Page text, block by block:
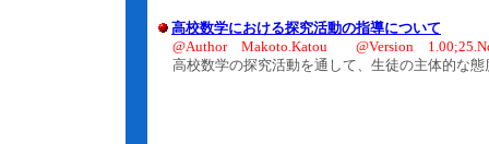
高校数学における探究活動の指導について
@Author Makoto.Katou @Version
高校数学の探究活動を通して、生徒の主体的な